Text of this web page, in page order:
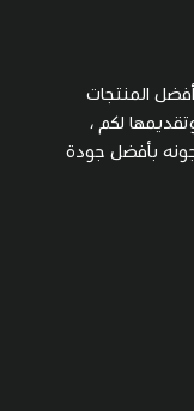
المنتجات
لكم ،
بأفضل جودة